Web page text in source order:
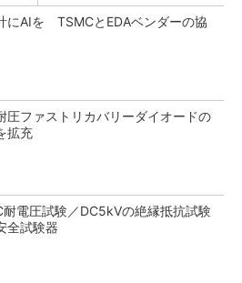
にAIを TSMCとEDAベンダーの協
圧ファストリカバリーダイオードの
拡充
耐電圧試験／DC5kVの絶縁抵抗試験
全試験器